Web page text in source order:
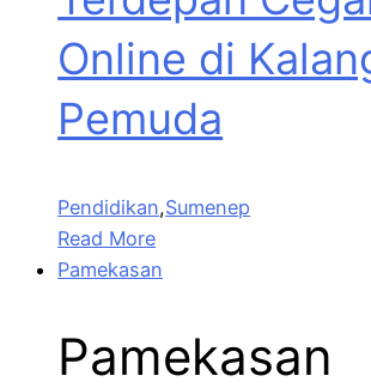
Online di
Pemuda
Pendidikan,Sumenep
Read More
Pamekasan
Pamekasan